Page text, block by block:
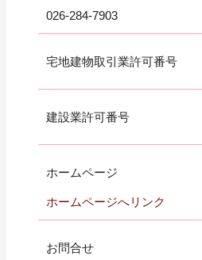
026-284-7903
宅地建物取引業許可番号
建設業許可番号
ホームページ
ホームページへリンク
お問合せ